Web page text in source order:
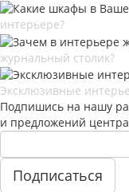
интерьере?
журнальный столик?
Эксклюзивные
Подпишись на нашу
и предложений